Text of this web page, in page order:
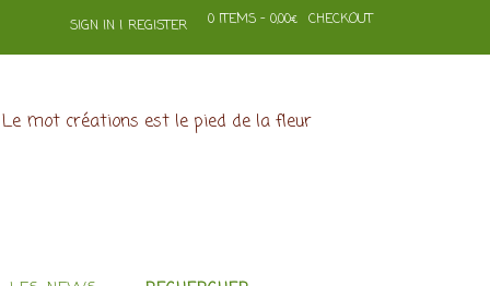
SIGN IN | REGISTER 0 ITEMS - 0,00€ CHECKOUT